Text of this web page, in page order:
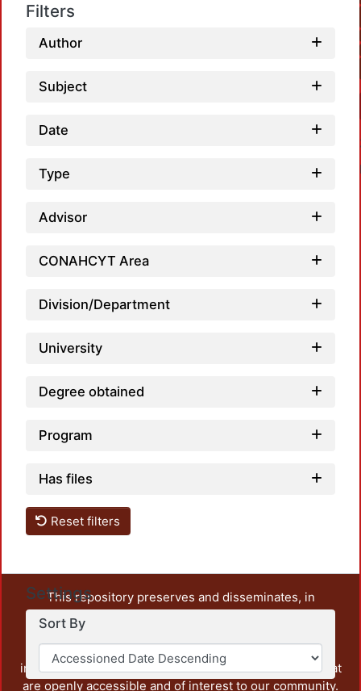
Filters
Author
Subject
Date
Type
Advisor
CONAHCYT Area
Division/Department
University
Degree obtained
Program
Has files
Reset filters
Settings
Sort By
This repository preserves and disseminates, in
unrestricted open access, the teaching and research
output of UAM Azcapotzalco. It also includes some
administrative and graphic documents from the
institution, as well as content from other institutions that
are openly accessible and of interest to our community.